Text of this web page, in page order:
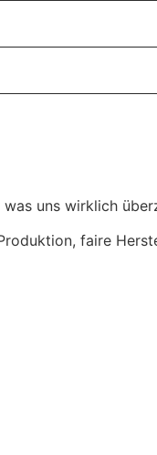
uns wirklich
faire